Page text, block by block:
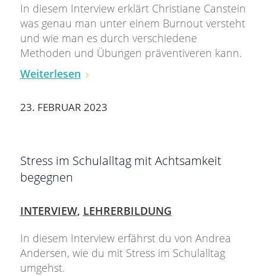
In diesem Interview erklärt Christiane Canstein
was genau man unter einem Burnout versteht
und wie man es durch verschiedene
Methoden und Übungen präventiveren kann.
Weiterlesen
23. FEBRUAR 2023
Stress im Schulalltag mit Achtsamkeit
begegnen
INTERVIEW, LEHRERBILDUNG
In diesem Interview erfährst du von Andrea
Andersen, wie du mit Stress im Schulalltag
umgehst.